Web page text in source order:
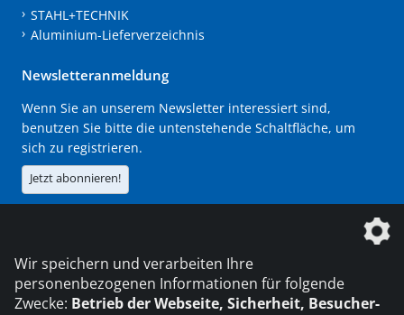
STAHL+TECHNIK
Aluminium-Lieferverzeichnis
Newsletteranmeldung
Wenn Sie an unserem Newsletter interessiert sind,
benutzen Sie bitte die untenstehende Schaltfläche, um
sich zu registrieren.
Jetzt abonnieren!
Die DVS Media GmbH ist ein Unternehmen der
Wir speichern und verarbeiten Ihre
personenbezogenen Informationen für folgende
Zwecke: Betrieb der Webseite, Sicherheit, Besucher-